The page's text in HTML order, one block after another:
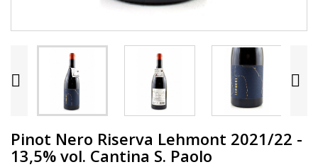
 
Pinot Nero Riserva Lehmont 2021/22 -
13,5% vol. Cantina S. Paolo